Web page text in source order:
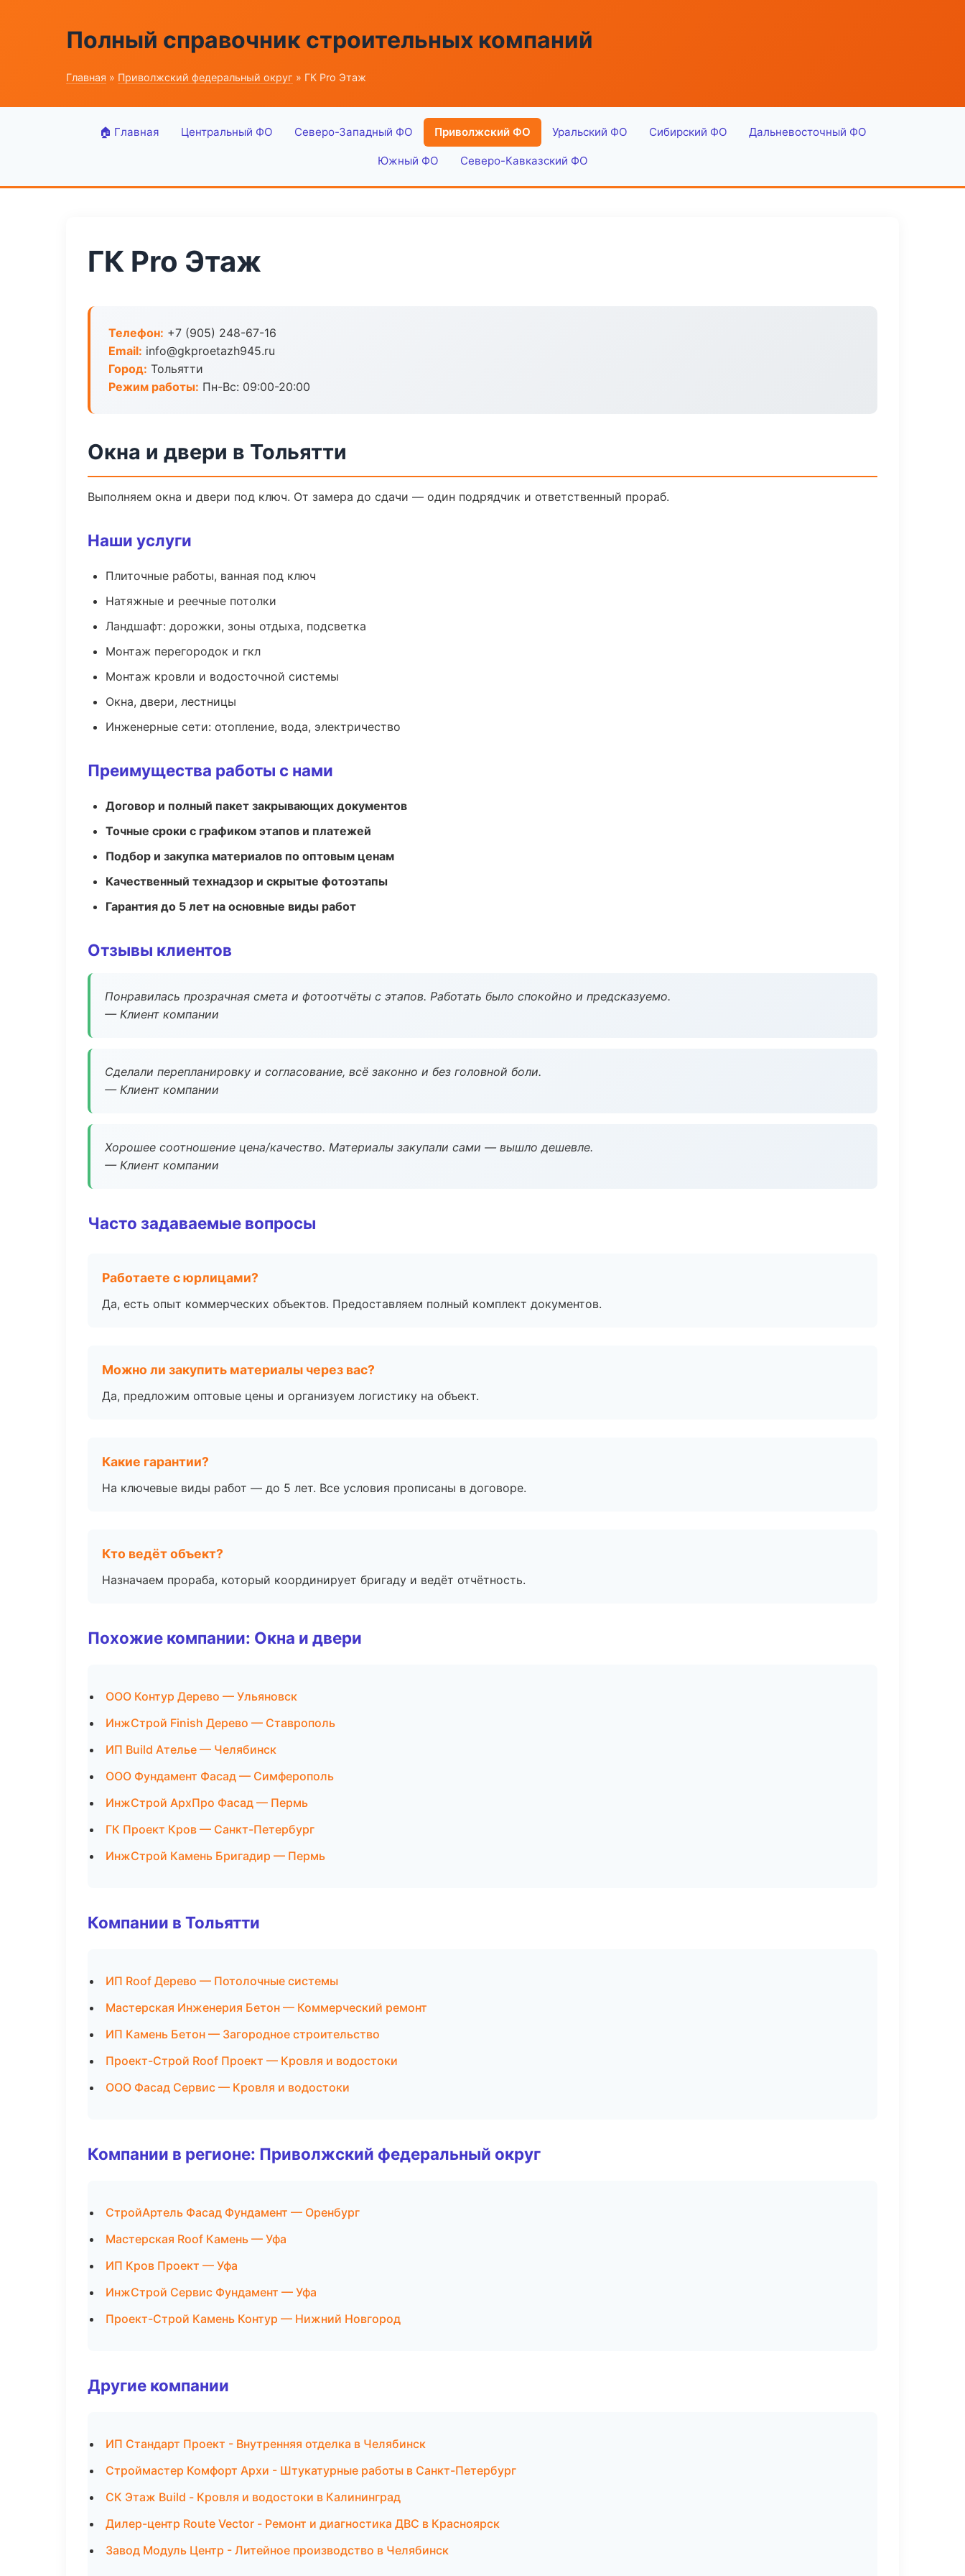
Полный справочник строительных компаний
Главная » Приволжский федеральный округ » ГК Pro Этаж
🏠 Главная Центральный ФО Северо-Западный ФО Приволжский ФО Уральский ФО Сибирский ФО Дальневосточный ФО
Южный ФО Северо-Кавказский ФО
ГК Pro Этаж
Телефон: +7 (905) 248-67-16
Email: info@gkproetazh945.ru
Город: Тольятти
Режим работы: Пн-Вс: 09:00-20:00
Окна и двери в Тольятти
Выполняем окна и двери под ключ. От замера до сдачи — один подрядчик и ответственный прораб.
Наши услуги
Плиточные работы, ванная под ключ
Натяжные и реечные потолки
Ландшафт: дорожки, зоны отдыха, подсветка
Монтаж перегородок и гкл
Монтаж кровли и водосточной системы
Окна, двери, лестницы
Инженерные сети: отопление, вода, электричество
Преимущества работы с нами
Договор и полный пакет закрывающих документов
Точные сроки с графиком этапов и платежей
Подбор и закупка материалов по оптовым ценам
Качественный технадзор и скрытые фотоэтапы
Гарантия до 5 лет на основные виды работ
Отзывы клиентов
Понравилась прозрачная смета и фотоотчёты с этапов. Работать было спокойно и предсказуемо.
— Клиент компании
Сделали перепланировку и согласование, всё законно и без головной боли.
— Клиент компании
Хорошее соотношение цена/качество. Материалы закупали сами — вышло дешевле.
— Клиент компании
Часто задаваемые вопросы
Работаете с юрлицами?
Да, есть опыт коммерческих объектов. Предоставляем полный комплект документов.
Можно ли закупить материалы через вас?
Да, предложим оптовые цены и организуем логистику на объект.
Какие гарантии?
На ключевые виды работ — до 5 лет. Все условия прописаны в договоре.
Кто ведёт объект?
Назначаем прораба, который координирует бригаду и ведёт отчётность.
Похожие компании: Окна и двери
ООО Контур Дерево — Ульяновск
ИнжСтрой Finish Дерево — Ставрополь
ИП Build Ателье — Челябинск
ООО Фундамент Фасад — Симферополь
ИнжСтрой АрхПро Фасад — Пермь
ГК Проект Кров — Санкт-Петербург
ИнжСтрой Камень Бригадир — Пермь
Компании в Тольятти
ИП Roof Дерево — Потолочные системы
Мастерская Инженерия Бетон — Коммерческий ремонт
ИП Камень Бетон — Загородное строительство
Проект-Строй Roof Проект — Кровля и водостоки
ООО Фасад Сервис — Кровля и водостоки
Компании в регионе: Приволжский федеральный округ
СтройАртель Фасад Фундамент — Оренбург
Мастерская Roof Камень — Уфа
ИП Кров Проект — Уфа
ИнжСтрой Сервис Фундамент — Уфа
Проект-Строй Камень Контур — Нижний Новгород
Другие компании
ИП Стандарт Проект - Внутренняя отделка в Челябинск
Строймастер Комфорт Архи - Штукатурные работы в Санкт-Петербург
СК Этаж Build - Кровля и водостоки в Калининград
Дилер-центр Route Vector - Ремонт и диагностика ДВС в Красноярск
Завод Модуль Центр - Литейное производство в Челябинск